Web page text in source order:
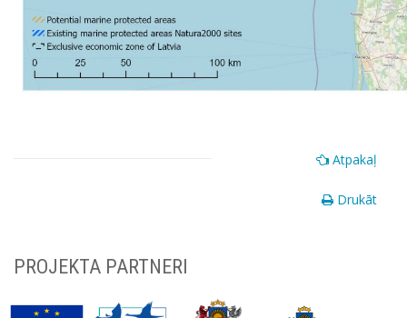
Atpakaļ
Drukāt
PROJEKTA PARTNERI